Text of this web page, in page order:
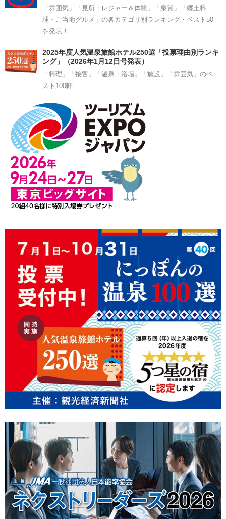
「雰囲気」「見所・レジャー＆体験」「泉質」「郷土料
理・ご当地グルメ」の各カテゴリ別ランキング・ベスト50
を発表！
2025年度人気温泉旅館ホテル250選「投票理由別ランキ
ング」（2026年1月12日号発表）
「料理」「接客」「温泉・浴場」「施設」「雰囲気」のベ
スト100軒